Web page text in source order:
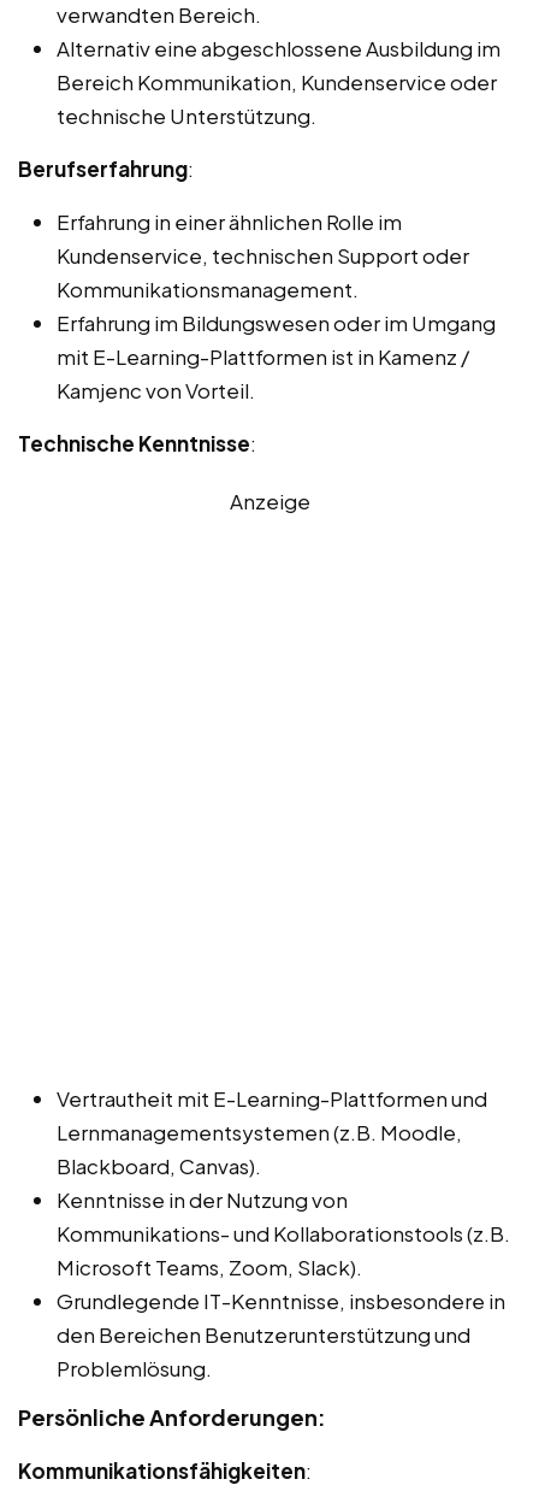
verwandten Bereich.
Alternativ eine abgeschlossene Ausbildung im
Bereich Kommunikation, Kundenservice oder
technische Unterstützung.
Berufserfahrung:
Erfahrung in einer ähnlichen Rolle im
Kundenservice, technischen Support oder
Kommunikationsmanagement.
Erfahrung im Bildungswesen oder im Umgang
mit E-Learning-Plattformen ist in Kamenz /
Kamjenc von Vorteil.
Technische Kenntnisse:
Anzeige
Vertrautheit mit E-Learning-Plattformen und
Lernmanagementsystemen (z.B. Moodle,
Blackboard, Canvas).
Kenntnisse in der Nutzung von
Kommunikations- und Kollaborationstools (z.B.
Microsoft Teams, Zoom, Slack).
Grundlegende IT-Kenntnisse, insbesondere in
den Bereichen Benutzerunterstützung und
Problemlösung.
Persönliche Anforderungen:
Kommunikationsfähigkeiten: